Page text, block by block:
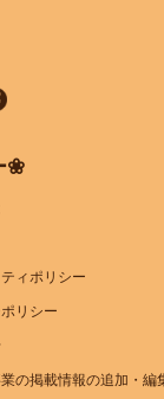
❀
ィポリシー
リシー
の掲載情報の追加・編